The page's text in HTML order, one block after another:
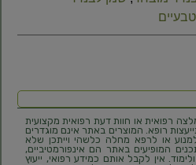
רפואית או חוות דעת רפואית מקצועית
רופא. המוצרים באתר אינם מוגדרים
או לרפא מחלה כלשהי וייתכן שלא
המופיעים באתר הם אינפורמטיביים,
אין לקבל אותם כמידע רפואי, ייעוץ